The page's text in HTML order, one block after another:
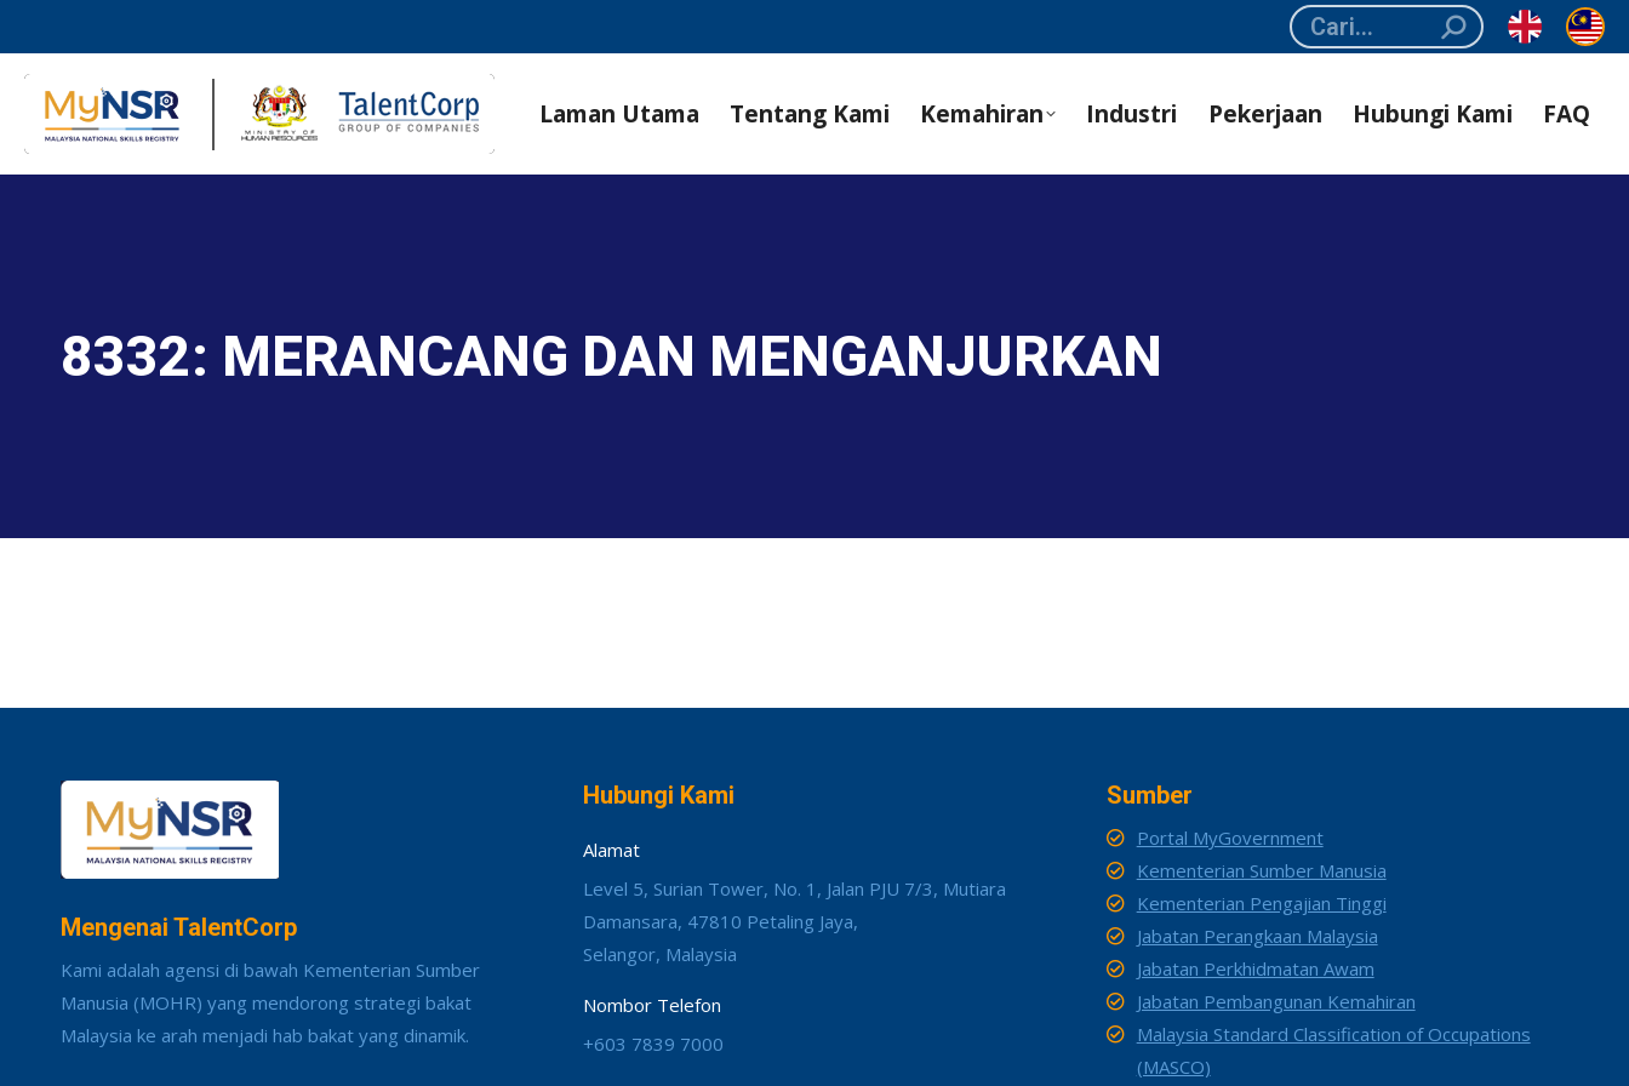
Search:
Laman Utama Tentang Kami Kemahiran Industri Pekerjaan Hubungi Kami FAQ
8332: MERANCANG DAN MENGANJURKAN
Mengenai TalentCorp
Kami adalah agensi di bawah Kementerian Sumber
Manusia (MOHR) yang mendorong strategi bakat
Malaysia ke arah menjadi hab bakat yang dinamik.
Hubungi Kami
Alamat
Level 5, Surian Tower, No. 1, Jalan PJU 7/3, Mutiara
Damansara, 47810 Petaling Jaya,
Selangor, Malaysia
Nombor Telefon
+603 7839 7000
Sumber
Portal MyGovernment
Kementerian Sumber Manusia
Kementerian Pengajian Tinggi
Jabatan Perangkaan Malaysia
Jabatan Perkhidmatan Awam
Jabatan Pembangunan Kemahiran
Malaysia Standard Classification of Occupations
(MASCO)